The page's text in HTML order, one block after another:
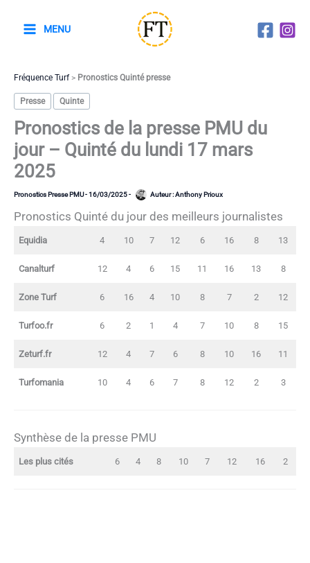
MENU
Fréquence Turf> Pronostics Quinté presse
Presse Quinte
Pronostics de la presse PMU du
jour – Quinté du lundi 17 mars
2025
Pronostics Presse PMU-16/03/2025- Auteur :Anthony Prioux
Pronostics Quinté du jour des meilleurs journalistes
Equidia 4 10 7 12 6 16 8 13
Canalturf 12 4 6 15 11 16 13 8
Zone Turf 6 16 4 10 8 7 2 12
Turfoo.fr 6 2 1 4 7 10 8 15
Zeturf.fr 12 4 7 6 8 10 16 11
Turfomania 10 4 6 7 8 12 2 3
Synthèse de la presse PMU
Les plus cités 6 4 8 10 7 12 16 2